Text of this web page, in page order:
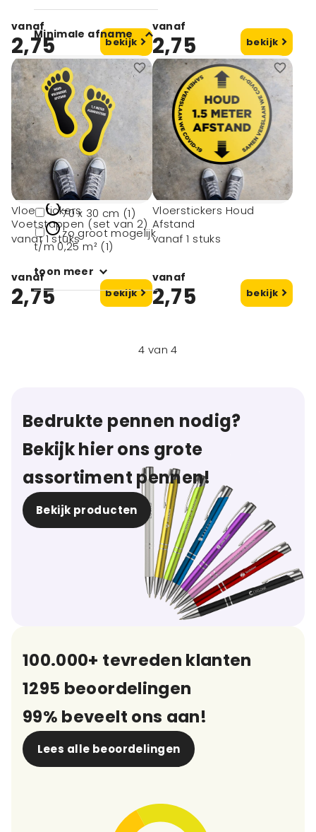
Minimale afname
1 (4)
Afmeting
100 x 100 cm (1)
100 x 50 cm (1)
60 x 40 cm (1)
70 x 30 cm (1)
zo groot mogelijk
t/m 0,25 m² (1)
toon meer
vanaf
2,75 bekijk
vanaf
2,75 bekijk
Vloerstickers
Voetstappen (set van 2)
vanaf 1 stuks
vanaf
2,75 bekijk
Vloerstickers Houd
Afstand
vanaf 1 stuks
vanaf
2,75 bekijk
4 van 4
Bedrukte pennen nodig?
Bekijk hier ons grote
assortiment pennen!
Bekijk producten
100.000+ tevreden klanten
1295 beoordelingen
99% beveelt ons aan!
Lees alle beoordelingen